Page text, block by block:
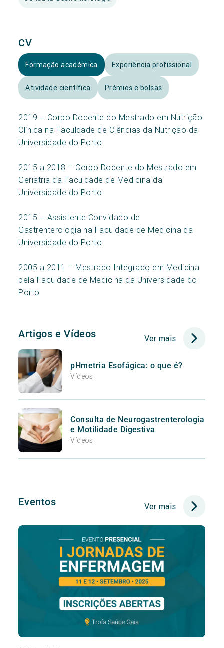
CV
Formação académica Experiência profissional
Atividade científica Prémios e bolsas
2019 – Corpo Docente do Mestrado em Nutrição
Clínica na Faculdade de Ciências da Nutrição da
Universidade do Porto
2015 a 2018 – Corpo Docente do Mestrado em
Geriatria da Faculdade de Medicina da
Universidade do Porto
2015 – Assistente Convidado de
Gastrenterologia na Faculdade de Medicina da
Universidade do Porto
2005 a 2011 – Mestrado Integrado em Medicina
pela Faculdade de Medicina da Universidade do
Porto
Artigos e Vídeos Ver mais
pHmetria Esofágica: o que é?
Vídeos
Consulta de Neurogastrenterologia
e Motilidade Digestiva
Vídeos
Eventos Ver mais